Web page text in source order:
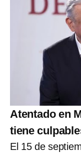
Atentado en
tiene
El 15 de